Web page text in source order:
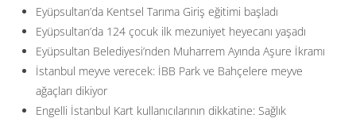
Eyüpsultan’da Kentsel Tarıma Giriş eğitimi başladı
Eyüpsultan’da 124 çocuk ilk mezuniyet heyecanı yaşadı
Eyüpsultan Belediyesi’nden Muharrem Ayında Aşure İkramı
İstanbul meyve verecek: İBB Park ve Bahçelere meyve
ağaçları dikiyor
Engelli İstanbul Kart kullanıcılarının dikkatine: Sağlık